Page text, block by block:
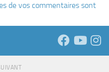
de vos commentaires sont